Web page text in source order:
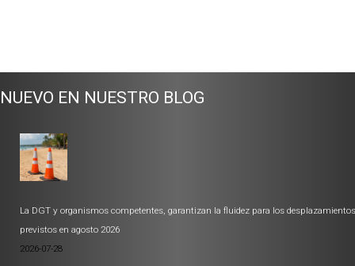
NUEVO EN NUESTRO BLOG
La DGT y organismos competentes, garantizan la fluidez para los desplazamientos
previstos en agosto 2026
2026-07-28